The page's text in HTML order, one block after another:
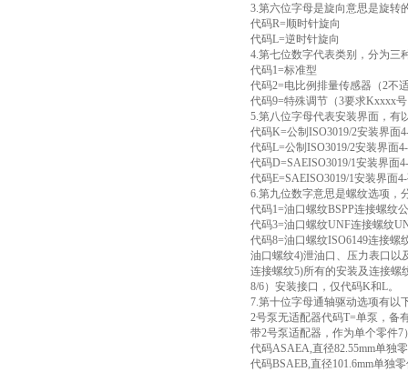
3.第六位字母是旋向意思是旋转
代码R=顺时针旋向
代码L=逆时针旋向
4.第七位数字代表类别，分为三
代码1=标准型
代码2=电比例排量传感器（2不
代码9=特殊调节（3要求Kxxxx
5.第八位字母代表安装界面，有
代码K=公制ISO3019/2安装界面
代码L=公制ISO3019/2安装界面
代码D=SAEISO3019/1安装界面
代码E=SAEISO3019/1安装界面
6.第九位数字意思是螺纹选项，
代码1=油口螺纹BSPP连接螺纹
代码3=油口螺纹UNF连接螺纹
代码8=油口螺纹ISO6149连接螺
油口螺纹4)泄油口、压力表口以
连接螺纹5)所有的安装及连接螺
8/6）安装接口，仅代码K和L。
7.第十位字母通轴驱动选项有以
2号泵无适配器代码T=单泵，备
带2号泵适配器，作为单个零件
代码ASAEA,直径82.55mm单独
代码BSAEB,直径101.6mm单独